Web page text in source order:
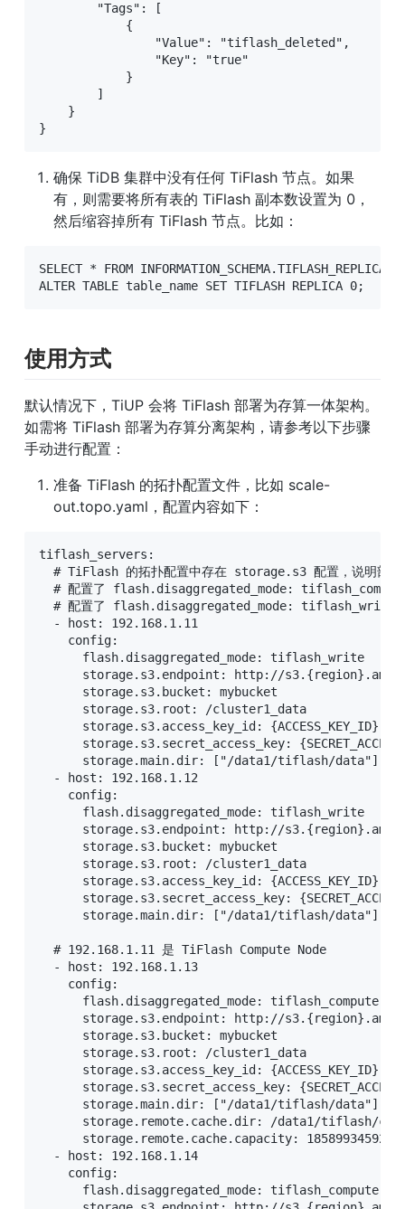
        "Tags": [
            {
                "Value": "tiflash_deleted",
                "Key": "true"
            }
        ]
    }
}
确保 TiDB 集群中没有任何 TiFlash 节点。如果
有，则需要将所有表的 TiFlash 副本数设置为 0，
然后缩容掉所有 TiFlash 节点。比如：
SELECT * FROM
ALTER TABLE table_name SET TIFLASH REPLICA 0;
使用方式
默认情况下，TiUP 会将 TiFlash 部署为存算一体架构。
如需将 TiFlash 部署为存算分离架构，请参考以下步骤
手动进行配置：
准备 TiFlash 的拓扑配置文件，比如 scale-
out.topo.yaml，配置内容如下：
tiflash_servers:
# TiFlash 的拓扑配置中存在 storage.s3 配置，说明部署
# 配置了 flash.disaggregated_mode:
# 配置了 flash.disaggregated_mode: tiflash_write
  - host: 192.168.1.11
    config:
flash.disaggregated_mode: tiflash_write
storage.s3.endpoint: http://
storage.s3.bucket: mybucket
storage.s3.root: /cluster1_data
storage.s3.access_key_id: {ACCESS_KEY_ID}
storage.s3.secret_access_key:
storage.main.dir: ["/data1/tiflash/data"]
  - host: 192.168.1.12
    config:
flash.disaggregated_mode: tiflash_write
storage.s3.endpoint: http://
storage.s3.bucket: mybucket
storage.s3.root: /cluster1_data
storage.s3.access_key_id: {ACCESS_KEY_ID}
storage.s3.secret_access_key:
storage.main.dir: ["/data1/tiflash/data"]
  # 192.168.1.11 是 TiFlash Compute Node
  - host: 192.168.1.13
    config:
flash.disaggregated_mode: tiflash_compute
storage.s3.endpoint: http://
storage.s3.bucket: mybucket
storage.s3.root: /cluster1_data
storage.s3.access_key_id: {ACCESS_KEY_ID}
storage.s3.secret_access_key:
storage.main.dir: ["/data1/tiflash/data"]
storage.remote.cache.dir: /data1/tiflash/
storage.remote.cache.capacity:
  - host: 192.168.1.14
    config:
flash.disaggregated_mode: tiflash_compute